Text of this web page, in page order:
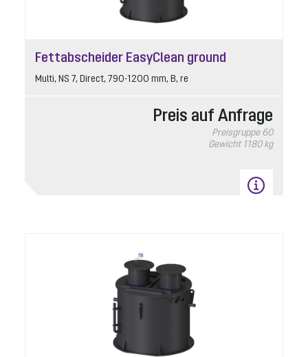
Fettabscheider EasyClean ground
Multi, NS 7, Direct, 790-1200 mm, B, re
Preis auf Anfrage
Preisgruppe 60
Gewicht 1180 kg